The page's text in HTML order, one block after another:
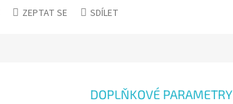
ZEPTAT SE SDÍLET
DOPLŇKOVÉ PARAMETRY